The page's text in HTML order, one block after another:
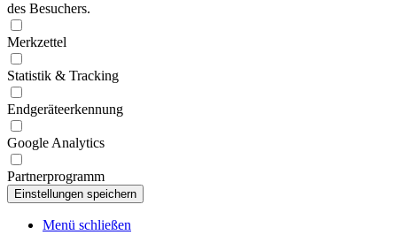
des Besuchers.
Merkzettel
Statistik & Tracking
Endgeräteerkennung
Google Analytics
Partnerprogramm
Menü schließen